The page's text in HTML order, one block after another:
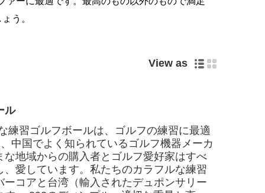
う。
View as
ル
練習ゴルフボールは、ゴルフの練習に最適
中国でよく知られているゴルフ機器メーカ
地域からの購入者とゴルフ愛好家はすべ
愛しています。私たちのカラフルな練習
コアと台湾（輸入されたデュポンサリー